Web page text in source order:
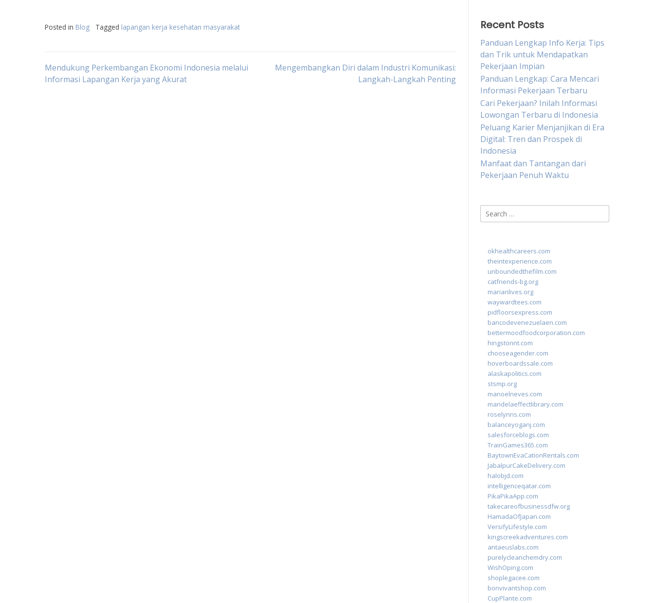
Posted in Blog Tagged lapangan kerja kesehatan masyarakat
Post
Mendukung Perkembangan Ekonomi Indonesia melalui
Informasi Lapangan Kerja yang Akurat
Mengembangkan Diri dalam Industri Komunikasi:
Langkah-Langkah Penting
Recent Posts
Panduan Lengkap Info Kerja: Tips
dan Trik untuk Mendapatkan
Pekerjaan Impian
Panduan Lengkap: Cara Mencari
Informasi Pekerjaan Terbaru
Cari Pekerjaan? Inilah Informasi
Lowongan Terbaru di Indonesia
Peluang Karier Menjanjikan di Era
Digital: Tren dan Prospek di
Indonesia
Manfaat dan Tantangan dari
Pekerjaan Penuh Waktu
Search
for:
okhealthcareers.com
theintexperience.com
unboundedthefilm.com
catfriends-bg.org
marianlives.org
waywardtees.com
pidfloorsexpress.com
bancodevenezuelaen.com
bettermoodfoodcorporation.com
hingstonnt.com
chooseagender.com
hoverboardssale.com
alaskapolitics.com
stsmp.org
manoelneves.com
mandelaeffectlibrary.com
roselynns.com
balanceyoganj.com
salesforceblogs.com
TrainGames365.com
BaytownEvaCationRentals.com
JabalpurCakeDelivery.com
halobjd.com
intelligenceqatar.com
PikaPikaApp.com
takecareofbusinessdfw.org
HamadaOfJapan.com
VersifyLifestyle.com
kingscreekadventures.com
antaeuslabs.com
purelycleanchemdry.com
WishOping.com
shoplegacee.com
bonvivantshop.com
CupPlante.com